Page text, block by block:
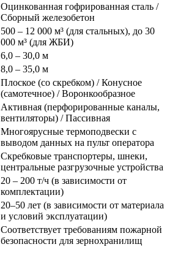
Оцинкованная гофрированная сталь /
Сборный железобетон
500 – 12 000 м³ (для стальных), до 30
000 м³ (для ЖБИ)
6,0 – 30,0 м
8,0 – 35,0 м
Плоское (со скребком) / Конусное
(самотечное) / Воронкообразное
Активная (перфорированные каналы,
вентиляторы) / Пассивная
Многоярусные термоподвески с
выводом данных на пульт оператора
Скребковые транспортеры, шнеки,
центральные разгрузочные устройства
20 – 200 т/ч (в зависимости от
комплектации)
20–50 лет (в зависимости от материала
и условий эксплуатации)
Соответствует требованиям пожарной
безопасности для зернохранилищ